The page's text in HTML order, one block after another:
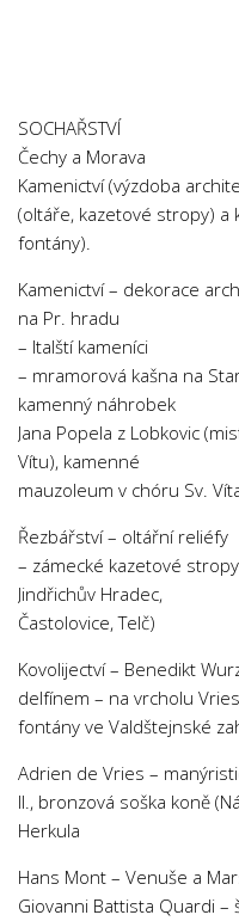
Účetnictví
Zdravotnictví
Zeměpis
Novinky
SOCHAŘSTVÍ
Čechy a Morava
Kamenictví (výzdoba
(oltáře, kazetové stropy) a
fontány).
Kamenictví – dekorace
na Pr. hradu
– Italští kameníci
– mramorová kašna na
kamenný náhrobek
Jana Popela z Lobkovic
Vítu), kamenné
mauzoleum v chóru Sv.
Řezbářství – oltářní reliéfy
– zámecké kazetové
Jindřichův Hradec,
Častolovice, Telč)
Kovolijectví – Benedikt
delfínem – na vrcholu
fontány ve Valdštejnské
Adrien de Vries –
II., bronzová soška koně
Herkula
Hans Mont – Venuše a
Giovanni Battista Quardi –